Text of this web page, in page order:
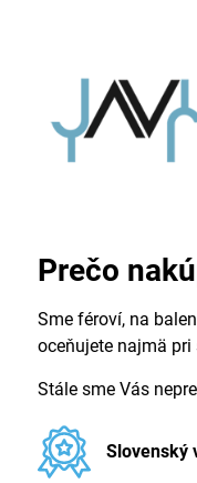
Prečo
Sme féroví, na
oceňujete najmä
Stále sme Vás
Slovenský